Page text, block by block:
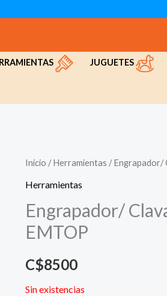
JUGUETES
Inicio /Herramientas / Engrapador/
Herramientas
Engrapador/
EMTOP
C$8500
Sin existencias